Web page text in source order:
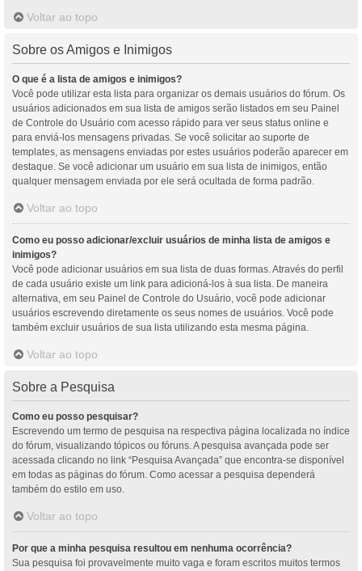
Voltar ao topo
Sobre os Amigos e Inimigos
O que é a lista de amigos e inimigos?
Você pode utilizar esta lista para organizar os demais usuários do fórum. Os
usuários adicionados em sua lista de amigos serão listados em seu Painel
de Controle do Usuário com acesso rápido para ver seus status online e
para enviá-los mensagens privadas. Se você solicitar ao suporte de
templates, as mensagens enviadas por estes usuários poderão aparecer em
destaque. Se você adicionar um usuário em sua lista de inimigos, então
qualquer mensagem enviada por ele será ocultada de forma padrão.
Voltar ao topo
Como eu posso adicionar/excluir usuários de minha lista de amigos e
inimigos?
Você pode adicionar usuários em sua lista de duas formas. Através do perfil
de cada usuário existe um link para adicioná-los à sua lista. De maneira
alternativa, em seu Painel de Controle do Usuário, você pode adicionar
usuários escrevendo diretamente os seus nomes de usuários. Você pode
também excluir usuários de sua lista utilizando esta mesma página.
Voltar ao topo
Sobre a Pesquisa
Como eu posso pesquisar?
Escrevendo um termo de pesquisa na respectiva página localizada no índice
do fórum, visualizando tópicos ou fóruns. A pesquisa avançada pode ser
acessada clicando no link “Pesquisa Avançada” que encontra-se disponível
em todas as páginas do fórum. Como acessar a pesquisa dependerá
também do estilo em uso.
Voltar ao topo
Por que a minha pesquisa resultou em nenhuma ocorrência?
Sua pesquisa foi provavelmente muito vaga e foram escritos muitos termos